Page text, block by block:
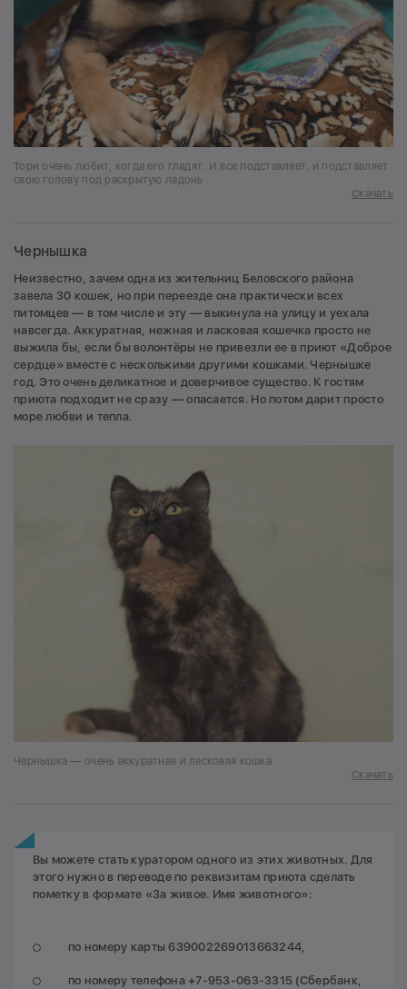
Тори очень любит, когда его гладят. И все подставляет, и подставляет
свою голову под раскрытую ладонь
Скачать
Чернышка
Неизвестно, зачем одна из жительниц Беловского района
завела 30 кошек, но при переезде она практически всех
питомцев — в том числе и эту — выкинула на улицу и уехала
навсегда. Аккуратная, нежная и ласковая кошечка просто не
выжила бы, если бы волонтёры не привезли ее в приют «Доброе
сердце» вместе с несколькими другими кошками. Чернышке
год. Это очень деликатное и доверчивое существо. К гостям
приюта подходит не сразу — опасается. Но потом дарит просто
море любви и тепла.
Чернышка — очень аккуратная и ласковая кошка
Скачать
Вы можете стать куратором одного из этих животных. Для
этого нужно в переводе по реквизитам приюта сделать
пометку в формате «За живое. Имя животного»:
по номеру карты 639002269013663244,
по номеру телефона +7-953-063-3315 (Сбербанк,